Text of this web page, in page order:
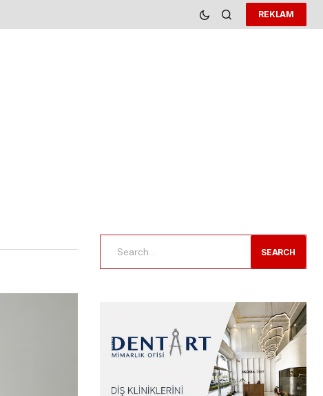
REKLAM
SEARCH